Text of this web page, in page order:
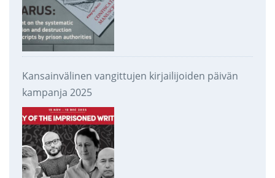
Kansainvälinen vangittujen kirjailijoiden päivän
kampanja 2025